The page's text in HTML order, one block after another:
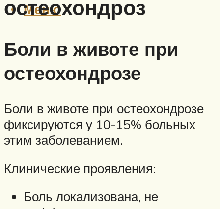
Меню
остеохондроз
Боли в животе при
остеохондрозе
Боли в животе при остеохондрозе
фиксируются у 10-15% больных
этим заболеванием.
Клинические проявления:
Боль локализована, не